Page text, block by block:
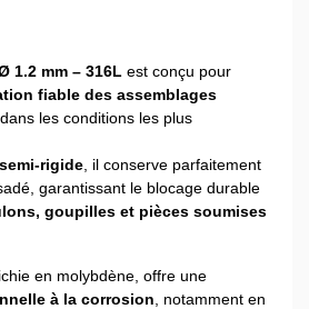
1.2 mm – 316L est conçu pour
fiable des assemblages
dans les conditions les plus
semi-rigide , il conserve parfaitement
garantissant le blocage durable
goupilles et pièces soumises
en molybdène, offre une
à la corrosion , notamment en